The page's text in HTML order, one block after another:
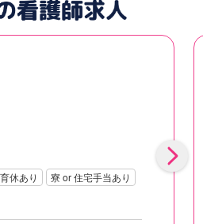
できる!
電話や
職活動
不
探すこ
る
休あり
寮 or 住宅手当あり